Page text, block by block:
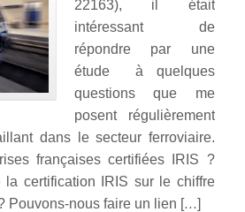
22163), il était
intéressant de
répondre par une
étude à quelques
questions que me
posent régulièrement
dans le secteur ferroviaire.
françaises certifiées IRIS ?
la certification IRIS sur le chiffre
Pouvons-nous faire un lien […]